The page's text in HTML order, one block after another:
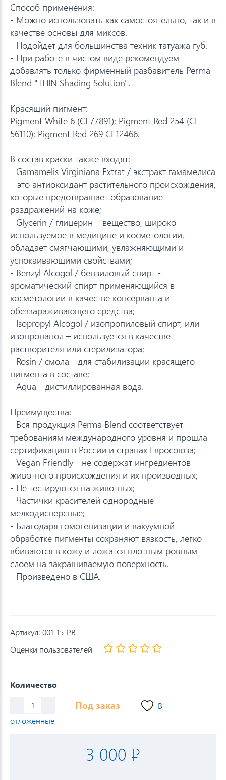
Способ применения:
- Можно использовать как самостоятельно, так и в
качестве основы для миксов.
- Подойдет для большинства техник татуажа губ.
- При работе в чистом виде рекомендуем
добавлять только фирменный разбавитель Perma
Blend "THIN Shading Solution".
Красящий пигмент:
Pigment White 6 (CI 77891); Pigment Red 254 (CI
56110); Pigment Red 269 CI 12466.
В состав краски также входят:
- Gamamelis Virginiana Extrat / экстракт гамамелиса
– это антиоксидант растительного происхождения,
которые предотвращает образование
раздражений на коже;
- Glycerin / глицерин – вещество, широко
используемое в медицине и косметологии,
обладает смягчающими, увлажняющими и
успокаивающими свойствами;
- Benzyl Alcogol / бензиловый спирт -
ароматический спирт применяющийся в
косметологии в качестве консерванта и
обеззараживающего средства;
- Isopropyl Alcogol / изопропиловый спирт, или
изопропанол – используется в качестве
растворителя или стерилизатора;
- Rosin / смола - для стабилизации красящего
пигмента в составе;
- Aqua - дистиллированная вода.
Преимущества:
- Вся продукция Perma Blend соответствует
требованиям международного уровня и прошла
сертификацию в России и странах Евросоюза;
- Vegan Friendly - не содержат ингредиентов
животного происхождения и их производных;
- Не тестируются на животных;
- Частички красителей однородные
мелкодисперсные;
- Благодаря гомогенизации и вакуумной
обработке пигменты сохраняют вязкость, легко
вбиваются в кожу и ложатся плотным ровным
слоем на закрашиваемую поверхность.
- Произведено в США.
Артикул: 001-15-PB
Оценки пользователей
Количество
- + Под заказ
В
отложенные
3 000 ₽